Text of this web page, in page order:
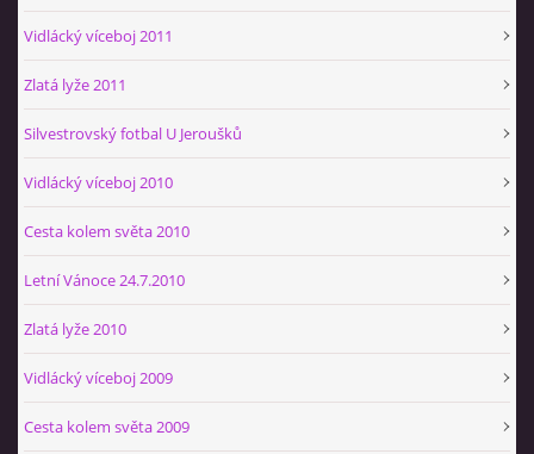
Vidlácký víceboj 2011
Zlatá lyže 2011
Silvestrovský fotbal U Jeroušků
Vidlácký víceboj 2010
Cesta kolem světa 2010
Letní Vánoce 24.7.2010
Zlatá lyže 2010
Vidlácký víceboj 2009
Cesta kolem světa 2009